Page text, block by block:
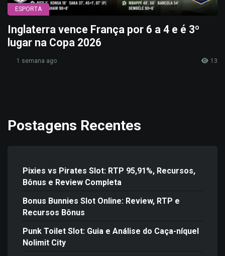
ESPORTA
Inglaterra vence França por 6 a 4 e é 3º
lugar na Copa 2026
1 semana ago 13
Postagens Recentes
Pixies vs Pirates Slot: RTP 95,91%, Recursos,
Bônus e Review Completa
Bonus Bunnies Slot Online: Review, RTP e
Recursos Bônus
Punk Toilet Slot: Guia e Análise do Caça-níquel
Nolimit City